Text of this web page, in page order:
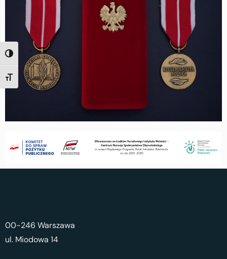
TOGGLE HIGH CONTRAST
TOGGLE FONT SIZE
00-246 Warszawa
ul. Miodowa 14